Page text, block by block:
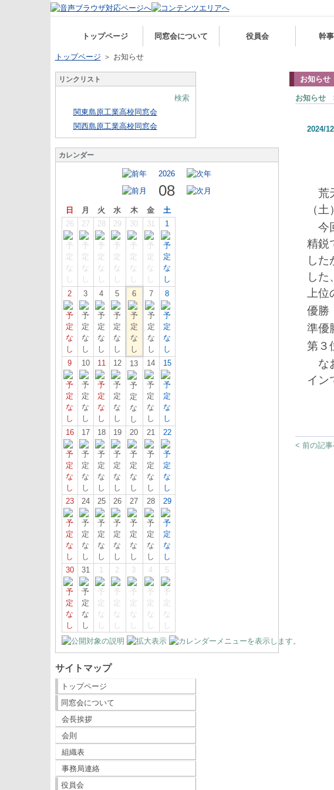
トップページ 同窓会について 役員会 幹
トップページ ＞ お知らせ
リンクリスト
検索
関東島原工業高校同窓会
関西島原工業高校同窓会
カレンダー
2026
08
日 月 火 水 木 金
土
26
27 28 29 30 31 1
2 3 4 5 6 7 8
9 10 11 12 13 14 15
16 17 18 19 20 21 22
23 24 25 26 27 28 29
30 31 1 2 3 4 5
サイトマップ
トップページ
同窓会について
会長挨拶
会則
組織表
事務局連絡
役員会
お知らせ
お知らせ
2024/
荒
（
今
精鋭
した
した
上
優
準優
第
な
イン
< 前の記事